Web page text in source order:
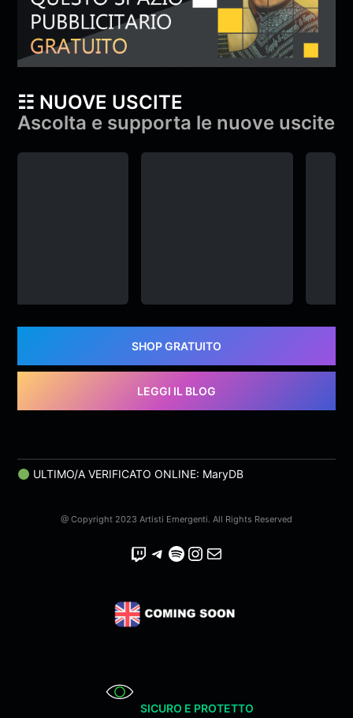
☷ NUOVE USCITE
Ascolta e supporta le nuove uscite
SHOP GRATUITO
LEGGI IL BLOG
ULTIMO/A VERIFICATO ONLINE: MaryDB
@ Copyright 2023 Artisti Emergenti. All Rights Reserved
Twitch Telegram Spotify Instagram Email
SICURO E PROTETTO